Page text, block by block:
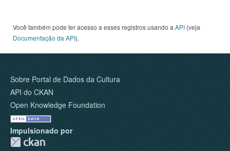
Você também pode ter acesso a esses registros usando a API (veja
Documentação da API).
Sobre Portal de Dados da Cultura
API do CKAN
Open Knowledge Foundation
Impulsionado por